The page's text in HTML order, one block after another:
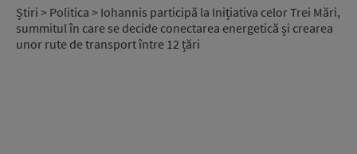
Știri > Politica > Iohannis participă la Inițiativa celor Trei Mări,
summitul în care se decide conectarea energetică și crearea
unor rute de transport între 12 țări
RADIO
CONCURSURI